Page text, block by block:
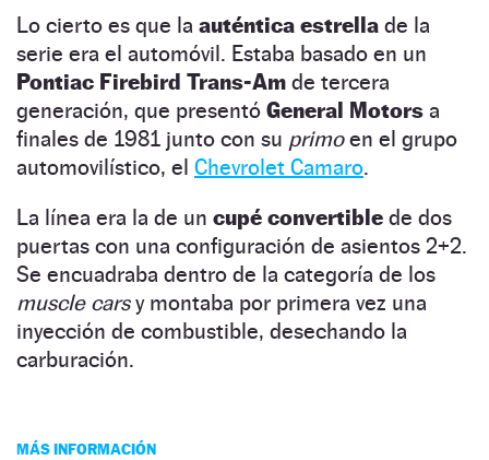
Lo cierto es que la auténtica estrella de la
serie era el automóvil. Estaba basado en un
Pontiac Firebird Trans-Am de tercera
generación, que presentó General Motors a
finales de 1981 junto con su primoen el grupo
automovilístico, el Chevrolet Camaro.
La línea era la de un cupé convertible de dos
puertas con una configuración de asientos 2+2.
Se encuadraba dentro de la categoría de los
muscle carsy montaba por primera vez una
inyección de combustible, desechando la
carburación.
MÁS INFORMACIÓN